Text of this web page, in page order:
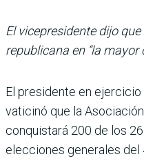
El vicepresidente dijo
republicana en “la
El presidente en ejercicio
vaticinó que la
conquistará 200 de los
elecciones generales del